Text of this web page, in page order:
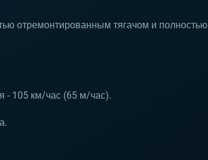
отремонтированным тягачом и полностью
- 105 км/час (65 м/час).